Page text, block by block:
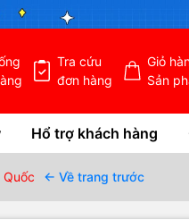
Tra cứu
đơn hàng
Giỏ
Sản
Hổ trợ khách hàng
Quốc ← Về trang trước